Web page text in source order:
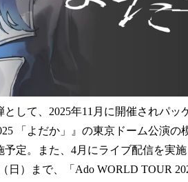
して、2025年11月に開催されパッ
「よだか」』の東京ドーム公演の
定。また、4月にライブ配信を実
）まで、「Ado WORLD TOUR